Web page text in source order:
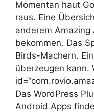
Momentan haut
raus. Eine
anderem
bekommen. Das
Birds-Machern.
überzeugen kann.
Das WordPress
Android Apps